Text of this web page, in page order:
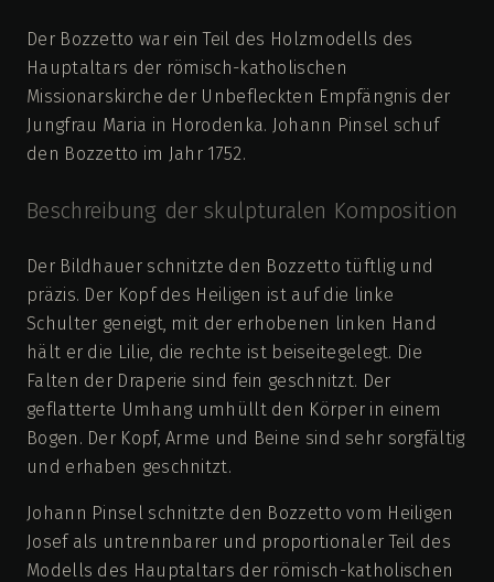
Der Bozzetto war ein Teil des Holzmodells des
Hauptaltars der römisch-katholischen
Missionarskirche der Unbefleckten Empfängnis der
Jungfrau Maria in Horodenka. Johann Pinsel schuf
den Bozzetto im Jahr 1752.
Beschreibung der skulpturalen Komposition
Der Bildhauer schnitzte den Bozzetto tüftlig und
präzis. Der Kopf des Heiligen ist auf die linke
Schulter geneigt, mit der erhobenen linken Hand
hält er die Lilie, die rechte ist beiseitegelegt. Die
Falten der Draperie sind fein geschnitzt. Der
geflatterte Umhang umhüllt den Körper in einem
Bogen. Der Kopf, Arme und Beine sind sehr sorgfältig
und erhaben geschnitzt.
Johann Pinsel schnitzte den Bozzetto vom Heiligen
Josef als untrennbarer und proportionaler Teil des
Modells des Hauptaltars der römisch-katholischen